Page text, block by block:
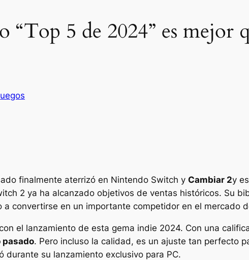
“Top 5 de 2024” es mejor
finalmente aterrizó en Nintendo Switch y Cambiar 2y
2 ya ha alcanzado objetivos de ventas históricos. Su
convertirse en un importante competidor en el mercado
el lanzamiento de esta gema indie 2024. Con una
pasado. Pero incluso la calidad, es un ajuste tan perfecto
durante su lanzamiento exclusivo para PC.